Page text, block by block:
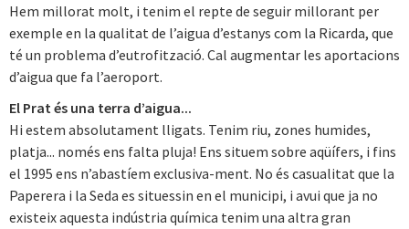
Hem millorat molt, i tenim el repte de seguir millorant per
exemple en la qualitat de l’aigua d’estanys com la Ricarda, que
té un problema d’eutrofització. Cal augmentar les aportacions
d’aigua que fa l’aeroport.
El Prat és una terra d’aigua...
Hi estem absolutament lligats. Tenim riu, zones humides,
platja... només ens falta pluja! Ens situem sobre aqüífers, i fins
el 1995 ens n’abastíem exclusiva-ment. No és casualitat que la
Paperera i la Seda es situessin en el municipi, i avui que ja no
existeix aquesta indústria química tenim una altra gran